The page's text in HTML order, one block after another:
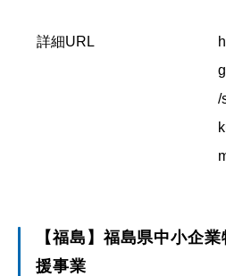
詳細URL
/
【福島】福島県中小企
援事業